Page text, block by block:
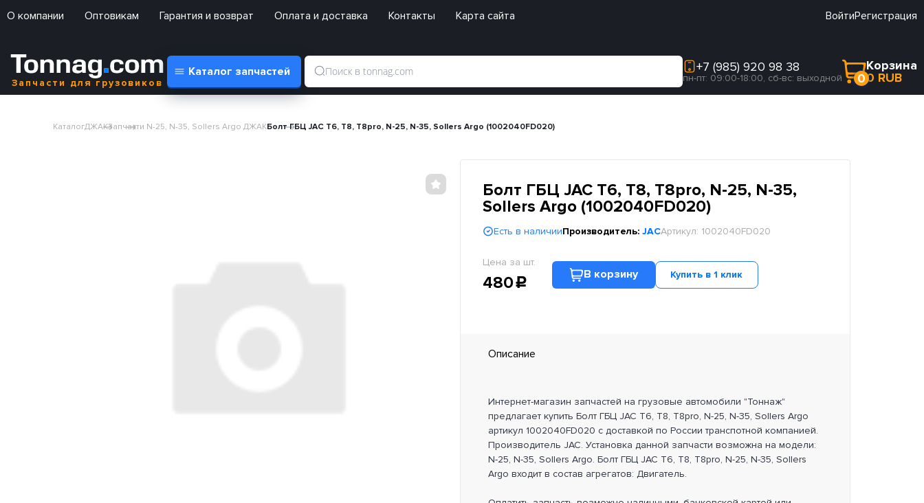
О компании Оптовикам Гарантия и возврат Оплата и доставка Контакты Карта сайта ВойтиРегистрация
Запчасти для грузовиков
Каталог запчастей +7 (985) 920 98 38
пн-пт: 09:00-18:00, сб-вс: выходной 0
Корзина
0 RUB
КаталогДЖАКЗапчасти N-25, N-35, Sollers Argo ДЖАКБолт ГБЦ JAC T6, T8, T8pro, N-25, N-35, Sollers Argo (1002040FD020)
Болт ГБЦ JAC T6, T8, T8pro, N-25, N-35,
Sollers Argo (1002040FD020)
Есть в наличииПроизводитель: JACАртикул: 1002040FD020
Цена за шт.
480c
В корзину Купить в 1 клик
Описание
Интернет-магазин запчастей на грузовые автомобили "Тоннаж"
предлагает купить Болт ГБЦ JAC T6, T8, T8pro, N-25, N-35, Sollers Argo
артикул 1002040FD020 с доставкой по России транспотной компанией.
Производитель JAC. Установка данной запчасти возможна на модели:
N-25, N-35, Sollers Argo. Болт ГБЦ JAC T6, T8, T8pro, N-25, N-35, Sollers
Argo входит в состав агрегатов: Двигатель.